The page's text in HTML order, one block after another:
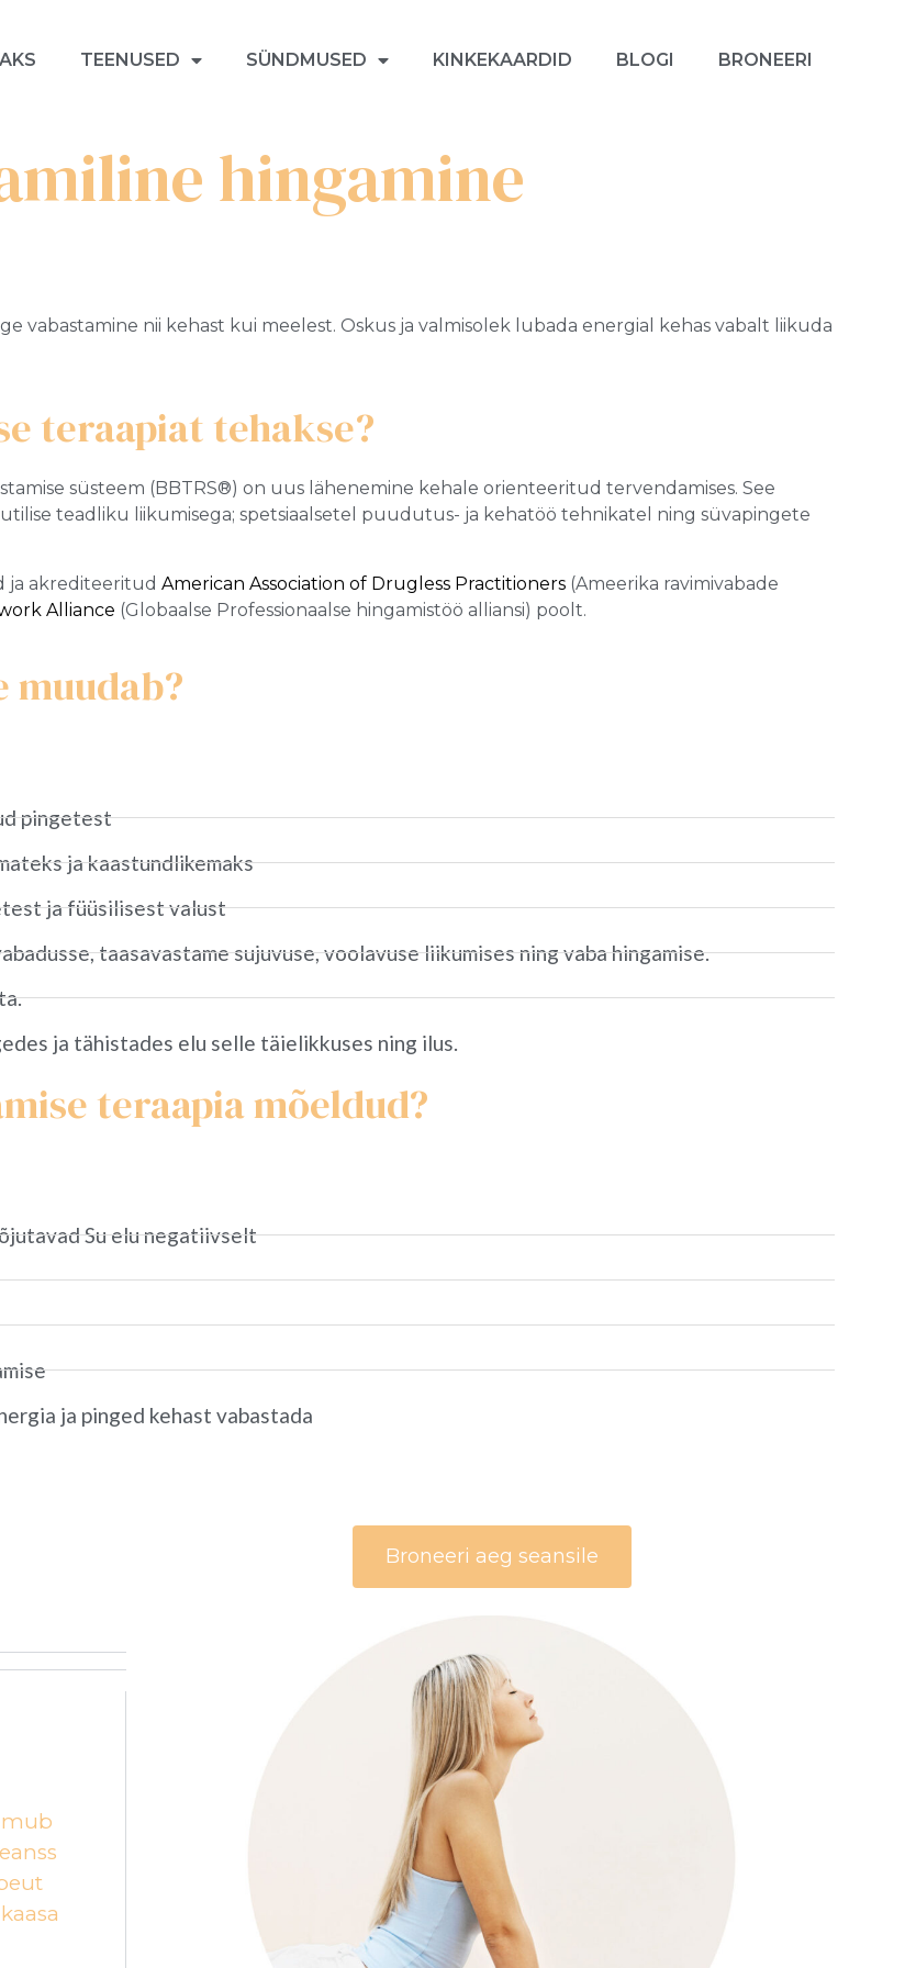
TEENUSED SÜNDMUSED KINKEKAARDID BLOGI BRONEERI
hingamine
vabastamine nii kehast kui meelest. Oskus ja valmisolek lubada energial kehas vabalt liikuda
teraapiat tehakse?
süsteem (BBTRS®) on uus lähenemine kehale orienteeritud tervendamises. See
teadliku liikumisega; spetsiaalsetel puudutus- ja kehatöö tehnikatel ning süvapingete
ja akrediteeritud American Association of Drugless Practitioners (Ameerika ravimivabade
Alliance (Globaalse Professionaalse hingamistöö alliansi) poolt.
muudab?
pingetest
ja kaastundlikemaks
ja füüsilisest valust
taasavastame sujuvuse, voolavuse liikumises ning vaba hingamise.
ja tähistades elu selle täielikkuses ning ilus.
teraapia mõeldud?
Su elu negatiivselt
ja pinged kehast vabastada
Broneeri aeg seansile